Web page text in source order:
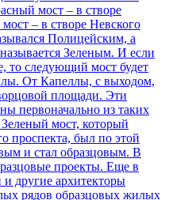
мост – в створе
– в створе Невского
Полицейским, а
Зеленым. И если
то следующий мост будет
От Капеллы, с выходом,
площади. Эти
первоначально из таких
мост, который
проспекта, был по этой
и стал образцовым. В
проекты. Еще в
другие архитекторы
рядов образцовых жилых